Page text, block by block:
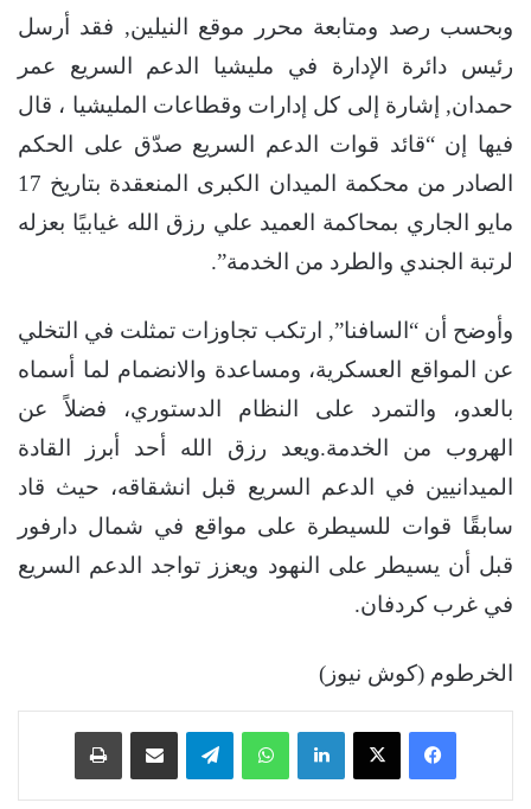
وبحسب رصد ومتابعة محرر موقع النيلين, فقد أرسل
رئيس دائرة الإدارة في مليشيا الدعم السريع عمر
حمدان, إشارة إلى كل إدارات وقطاعات المليشيا ، قال
فيها إن “قائد قوات الدعم السريع صدّق على الحكم
الصادر من محكمة الميدان الكبرى المنعقدة بتاريخ 17
مايو الجاري بمحاكمة العميد علي رزق الله غيابيًا بعزله
لرتبة الجندي والطرد من الخدمة”.
وأوضح أن “السافنا”, ارتكب تجاوزات تمثلت في التخلي
عن المواقع العسكرية، ومساعدة والانضمام لما أسماه
بالعدو، والتمرد على النظام الدستوري، فضلاً عن
الهروب من الخدمة.ويعد رزق الله أحد أبرز القادة
الميدانيين في الدعم السريع قبل انشقاقه، حيث قاد
سابقًا قوات للسيطرة على مواقع في شمال دارفور
قبل أن يسيطر على النهود ويعزز تواجد الدعم السريع
في غرب كردفان.
الخرطوم (كوش نيوز)
فيسبوك ‫X لينكدإن واتساب تيلقرام